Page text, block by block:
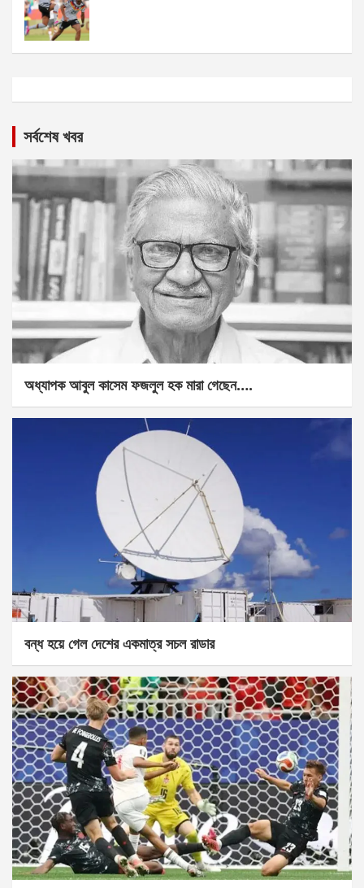
সর্বশেষ খবর
অধ্যাপক আবুল কাসেম ফজলুল হক মারা গেছেন….
বন্ধ হয়ে গেল দেশের একমাত্র সচল রাডার